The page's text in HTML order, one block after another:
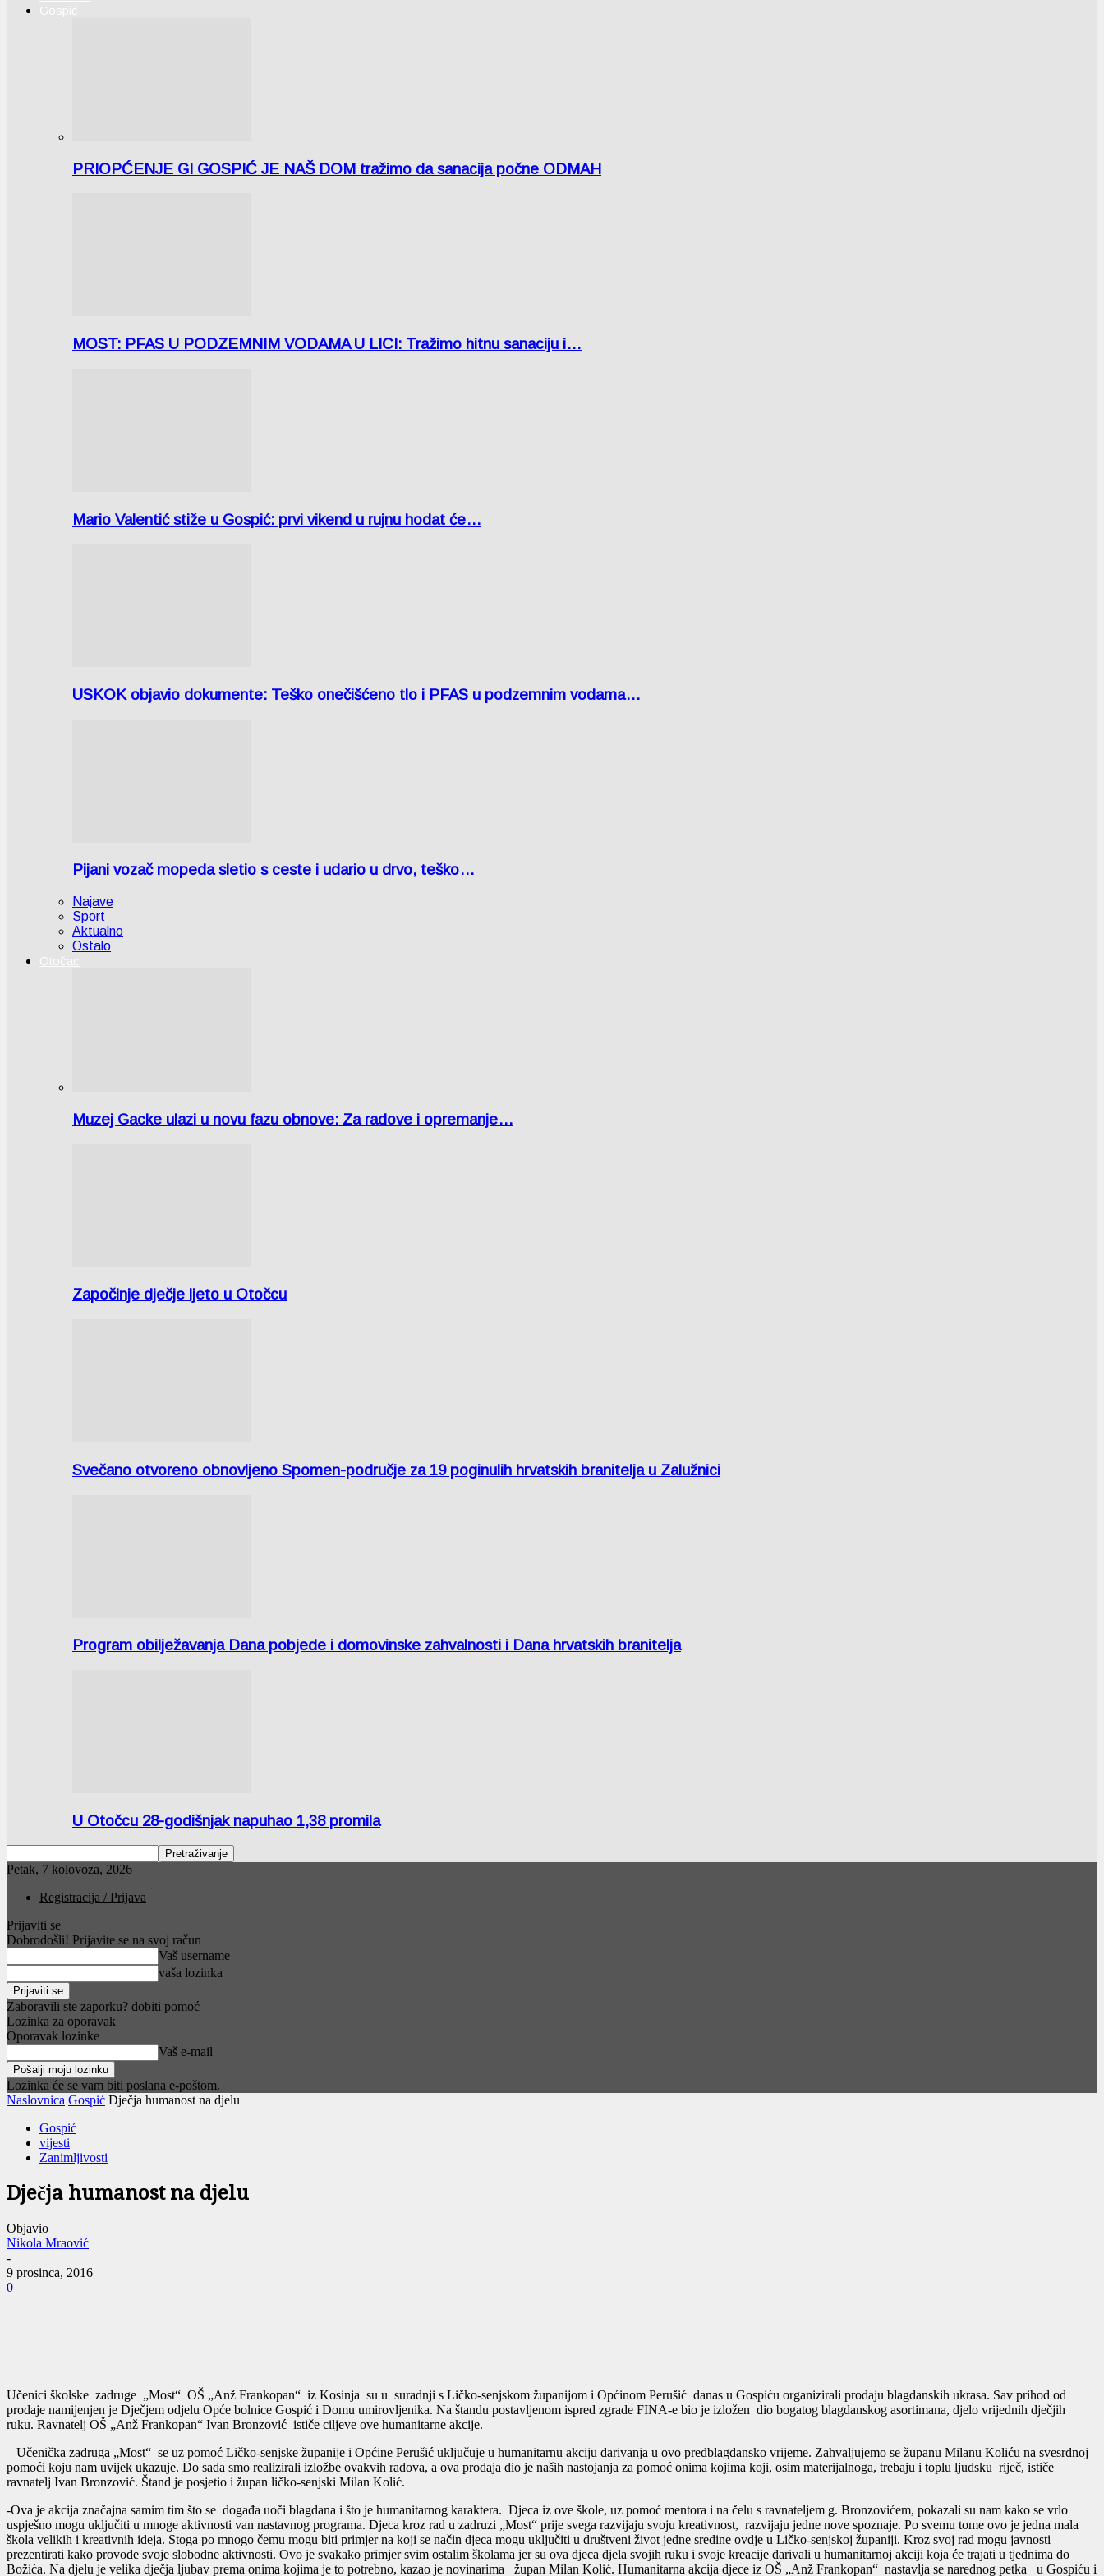
Gospić
PRIOPĆENJE GI GOSPIĆ JE NAŠ DOM tražimo da sanacija počne ODMAH
MOST: PFAS U PODZEMNIM VODAMA U LICI: Tražimo hitnu sanaciju i…
Mario Valentić stiže u Gospić: prvi vikend u rujnu hodat će…
USKOK objavio dokumente: Teško onečišćeno tlo i PFAS u podzemnim vodama…
Pijani vozač mopeda sletio s ceste i udario u drvo, teško…
Najave
Sport
Aktualno
Ostalo
Otočac
Muzej Gacke ulazi u novu fazu obnove: Za radove i opremanje…
Započinje dječje ljeto u Otočcu
Svečano otvoreno obnovljeno Spomen-područje za 19 poginulih hrvatskih branitelja u Zalužnici
Program obilježavanja Dana pobjede i domovinske zahvalnosti i Dana hrvatskih branitelja
U Otočcu 28-godišnjak napuhao 1,38 promila
Petak, 7 kolovoza, 2026
Registracija / Prijava
Prijaviti se
Dobrodošli! Prijavite se na svoj račun
Vaš username
vaša lozinka
Zaboravili ste zaporku? dobiti pomoć
Lozinka za oporavak
Oporavak lozinke
Vaš e-mail
Lozinka će se vam biti poslana e-poštom.
Naslovnica Gospić Dječja humanost na djelu
Gospić
vijesti
Zanimljivosti
Dječja humanost na djelu
Objavio
Nikola Mraović
-
9 prosinca, 2016
0
Učenici školske zadruge „Most“ OŠ „Anž Frankopan“ iz Kosinja su u suradnji s Ličko-senjskom županijom i Općinom Perušić danas u Gospiću organizirali prodaju blagdanskih ukrasa. Sav prihod od
prodaje namijenjen je Dječjem odjelu Opće bolnice Gospić i Domu umirovljenika. Na štandu postavljenom ispred zgrade FINA-e bio je izložen dio bogatog blagdanskog asortimana, djelo vrijednih dječjih
ruku. Ravnatelj OŠ „Anž Frankopan“ Ivan Bronzović ističe ciljeve ove humanitarne akcije.
– Učenička zadruga „Most“ se uz pomoć Ličko-senjske županije i Općine Perušić uključuje u humanitarnu akciju darivanja u ovo predblagdansko vrijeme. Zahvaljujemo se županu Milanu Koliću na svesrdnoj
pomoći koju nam uvijek ukazuje. Do sada smo realizirali izložbe ovakvih radova, a ova prodaja dio je naših nastojanja za pomoć onima kojima koji, osim materijalnoga, trebaju i toplu ljudsku riječ, ističe
ravnatelj Ivan Bronzović. Štand je posjetio i župan ličko-senjski Milan Kolić.
-Ova je akcija značajna samim tim što se događa uoči blagdana i što je humanitarnog karaktera. Djeca iz ove škole, uz pomoć mentora i na čelu s ravnateljem g. Bronzovićem, pokazali su nam kako se vrlo
uspješno mogu uključiti u mnoge aktivnosti van nastavnog programa. Djeca kroz rad u zadruzi „Most“ prije svega razvijaju svoju kreativnost, razvijaju jedne nove spoznaje. Po svemu tome ovo je jedna mala
škola velikih i kreativnih ideja. Stoga po mnogo čemu mogu biti primjer na koji se način djeca mogu uključiti u društveni život jedne sredine ovdje u Ličko-senjskoj županiji. Kroz svoj rad mogu javnosti
prezentirati kako provode svoje slobodne aktivnosti. Ovo je svakako primjer svim ostalim školama jer su ova djeca djela svojih ruku i svoje kreacije darivali u humanitarnoj akciji koja će trajati u tjednima do
Božića. Na djelu je velika dječja ljubav prema onima kojima je to potrebno, kazao je novinarima župan Milan Kolić. Humanitarna akcija djece iz OŠ „Anž Frankopan“ nastavlja se narednog petka u Gospiću i